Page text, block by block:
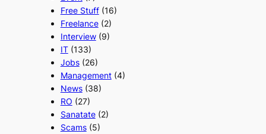
Free Stuff(16)
Freelance(2)
Interview(9)
IT(133)
Jobs(26)
Management(4)
News(38)
RO (27)
Sanatate(2)
Scams(5)